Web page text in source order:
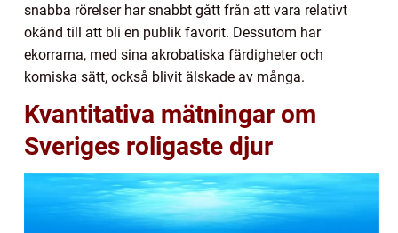
snabba rörelser har snabbt gått från att vara relativt
okänd till att bli en publik favorit. Dessutom har
ekorrarna, med sina akrobatiska färdigheter och
komiska sätt, också blivit älskade av många.
Kvantitativa mätningar om
Sveriges roligaste djur